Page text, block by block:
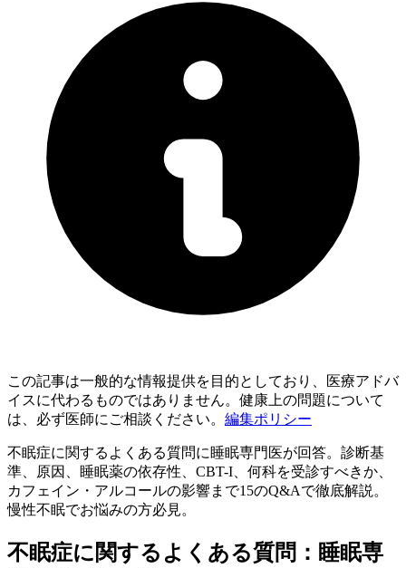
この記事は一般的な情報提供を目的としており、医療アドバ
イスに代わるものではありません。健康上の問題について
は、必ず医師にご相談ください。 編集ポリシー
不眠症に関するよくある質問に睡眠専門医が回答。診断基
準、原因、睡眠薬の依存性、CBT-I、何科を受診すべきか、
カフェイン・アルコールの影響まで15のQ&Aで徹底解説。
慢性不眠でお悩みの方必見。
不眠症に関するよくある質問：睡眠専